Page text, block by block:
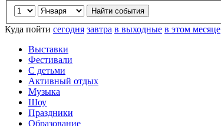
Куда пойти сегодня завтра в выходные в этом месяце
Выставки
Фестивали
С детьми
Активный отдых
Музыка
Шоу
Праздники
Образование